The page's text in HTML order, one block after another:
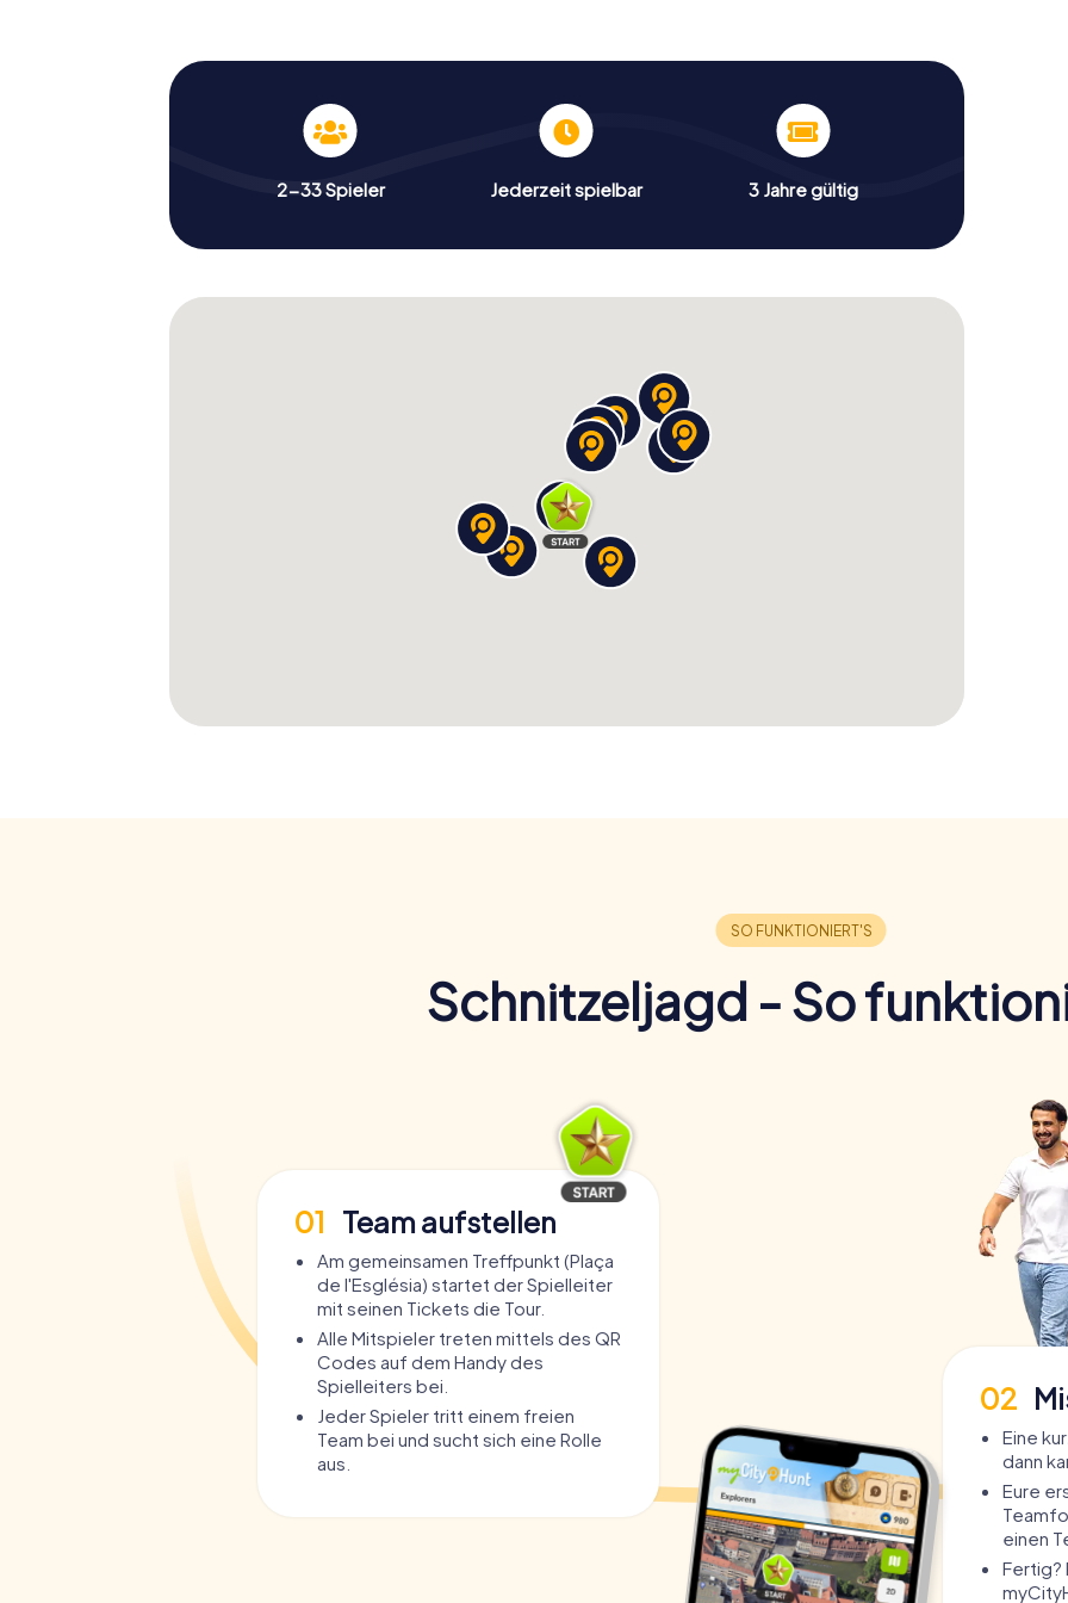
Genießt die frische Luft und die atemberaubenden Ausblicke, während ihr die Rätsel löst.
Die Schnitzeljagd in Castelldefels aus einer neuen
Perspektive erleben
Die Schnitzeljagd in Castelldefels bietet euch die Chance, die Stadt aus einem anderen
Blickwinkel zu betrachten. Ihr werdet nicht nur die bekannten Sehenswürdigkeiten wie das
Castillo de Castelldefels oder die Torre Barona sehen, sondern auch versteckte Schätze und
spannende Herausforderungen und unvergessliche Momente mit eurem Team.
Tickets buchen und die Schnitzeljagd in Castelldefels
Die Teilnahme an der Schnitzeljagd in Castelldefels ist einfach und unkompliziert. Bucht eure
Tickets online und schon könnt ihr mit eurem Abenteuer beginnen. Die Stadt bietet euch eine
einzigartige Kombination aus Geschichte, Kultur und Natur, die ihr auf spielerische Weise
entdecken könnt. Diese Schnitzeljagd ist nicht nur eine Herausforderung, sondern auch eine
Gelegenheit, Castelldefels mit neuen Augen zu sehen und die Schönheit der Stadt zu
genießen. Macht euch bereit für ein unvergessliches Erlebnis und startet eure Schnitzeljagd in
2-33 Spieler Jederzeit spielbar 3 Jahre gültig
Schnitzeljagd - So
01 Team aufstellen
Am gemeinsamen Treffpunkt (Plaça
de l'Església) startet der Spielleiter
mit seinen Tickets die Tour.
Alle Mitspieler treten mittels des QR
Codes auf dem Handy des
Spielleiters bei.
Jeder Spieler tritt einem freien
Team bei und sucht sich eine Rolle
aus.
02
Eine
dann
Eure
einen
Fertig?